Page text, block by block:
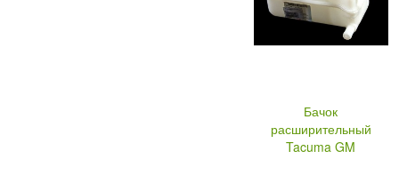
Бачок
расширительный
Tacuma GM